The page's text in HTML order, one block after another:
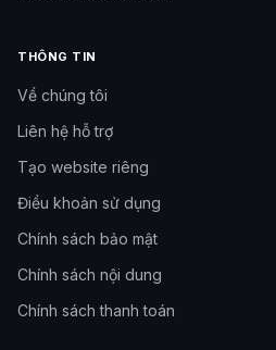
THÔNG TIN
Về chúng tôi
Liên hệ hỗ trợ
Tạo website riêng
Điều khoản sử dụng
Chính sách bảo mật
Chính sách nội dung
Chính sách thanh toán